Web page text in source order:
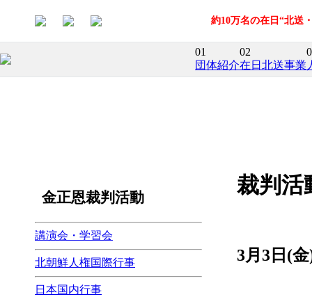
約10万名の在日“北送
01
団体紹介
02
在日北送事業
金正恩裁判活動
講演会・学習会
北朝鮮人権国際行事
日本国内行事
裁判活
3月3日(